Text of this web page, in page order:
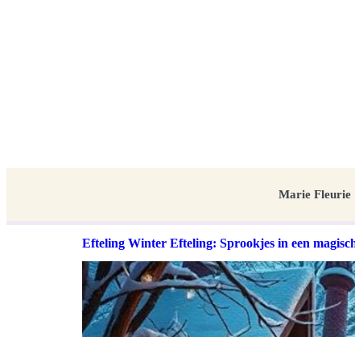
Marie Fleurie
Efteling Winter Efteling: Sprookjes in een